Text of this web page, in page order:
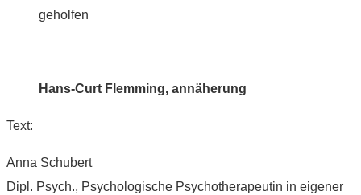
geholfen
Hans-Curt Flemming, annäherung
Text:
Anna Schubert
Dipl. Psych., Psychologische Psychotherapeutin in eigener